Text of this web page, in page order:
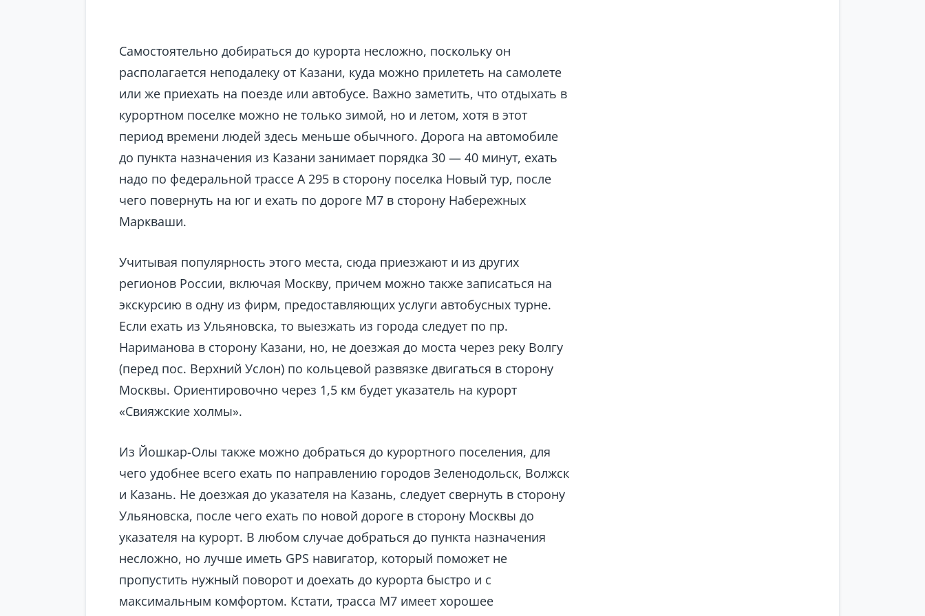
Самостоятельно добираться до курорта несложно, поскольку он
располагается неподалеку от Казани, куда можно прилететь на самолете
или же приехать на поезде или автобусе. Важно заметить, что отдыхать в
курортном поселке можно не только зимой, но и летом, хотя в этот
период времени людей здесь меньше обычного. Дорога на автомобиле
до пункта назначения из Казани занимает порядка 30 — 40 минут, ехать
надо по федеральной трассе А 295 в сторону поселка Новый тур, после
чего повернуть на юг и ехать по дороге М7 в сторону Набережных
Маркваши.
Учитывая популярность этого места, сюда приезжают и из других
регионов России, включая Москву, причем можно также записаться на
экскурсию в одну из фирм, предоставляющих услуги автобусных турне.
Если ехать из Ульяновска, то выезжать из города следует по пр.
Нариманова в сторону Казани, но, не доезжая до моста через реку Волгу
(перед пос. Верхний Услон) по кольцевой развязке двигаться в сторону
Москвы. Ориентировочно через 1,5 км будет указатель на курорт
«Свияжские холмы».
Из Йошкар-Олы также можно добраться до курортного поселения, для
чего удобнее всего ехать по направлению городов Зеленодольск, Волжск
и Казань. Не доезжая до указателя на Казань, следует свернуть в сторону
Ульяновска, после чего ехать по новой дороге в сторону Москвы до
указателя на курорт. В любом случае добраться до пункта назначения
несложно, но лучше иметь GPS навигатор, который поможет не
пропустить нужный поворот и доехать до курорта быстро и с
максимальным комфортом. Кстати, трасса М7 имеет хорошее